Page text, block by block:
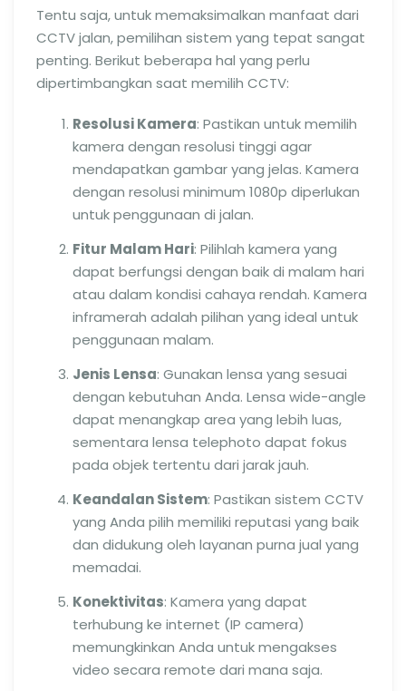
Tentu saja, untuk memaksimalkan manfaat dari
CCTV jalan, pemilihan sistem yang tepat sangat
penting. Berikut beberapa hal yang perlu
dipertimbangkan saat memilih CCTV:
Resolusi Kamera: Pastikan untuk memilih
kamera dengan resolusi tinggi agar
mendapatkan gambar yang jelas. Kamera
dengan resolusi minimum 1080p diperlukan
untuk penggunaan di jalan.
Fitur Malam Hari: Pilihlah kamera yang
dapat berfungsi dengan baik di malam hari
atau dalam kondisi cahaya rendah. Kamera
inframerah adalah pilihan yang ideal untuk
penggunaan malam.
Jenis Lensa: Gunakan lensa yang sesuai
dengan kebutuhan Anda. Lensa wide-angle
dapat menangkap area yang lebih luas,
sementara lensa telephoto dapat fokus
pada objek tertentu dari jarak jauh.
Keandalan Sistem: Pastikan sistem CCTV
yang Anda pilih memiliki reputasi yang baik
dan didukung oleh layanan purna jual yang
memadai.
Konektivitas: Kamera yang dapat
terhubung ke internet (IP camera)
memungkinkan Anda untuk mengakses
video secara remote dari mana saja.